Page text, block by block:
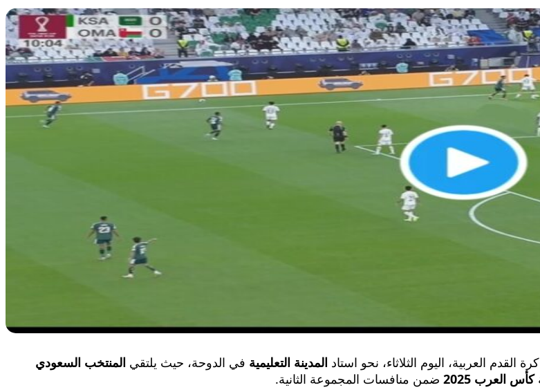
القدم العربية، اليوم الثلاثاء، نحو استاد المدينة التعليمية في الدوحة، حيث يلتقي المنتخب السعودي
كأس العرب 2025
ضمن منافسات المجموعة الثانية.